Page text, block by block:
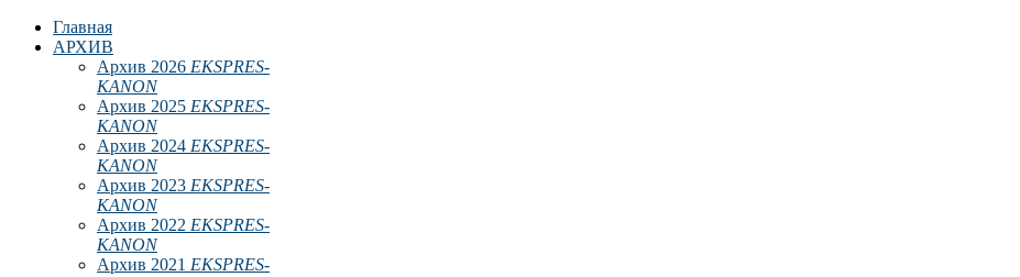
Главная
АРХИВ
Архив 2026 EKSPRES-
KANON
Архив 2025 EKSPRES-
KANON
Архив 2024 EKSPRES-
KANON
Архив 2023 EKSPRES-
KANON
Архив 2022 EKSPRES-
KANON
Архив 2021 EKSPRES-